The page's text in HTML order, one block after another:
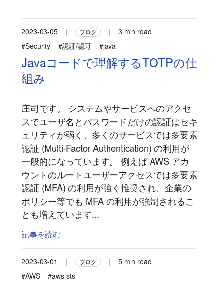
2023-03-05 | ブログ |
3 min read
#Security
#認証/認可 #java
Javaコードで理解するTOTPの仕
組み
庄司です。 システムやサービスへのアクセ
スでユーザ名とパスワードだけの認証はセキ
ュリティが弱く、多くのサービスでは多要素
認証 (Multi-Factor Authentication) の利用が
一般的になっています。 例えば AWS アカ
ウントのルートユーザーアクセスでは多要素
認証 (MFA) の利用が強く推奨され、企業の
ポリシー等でも MFA の利用が強制されるこ
とも増えています...
記事を読む
2023-03-01 | ブログ |
5 min read
#AWS
#aws-sts